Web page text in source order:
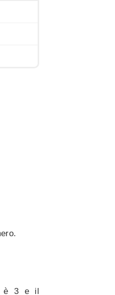
è 3 e il